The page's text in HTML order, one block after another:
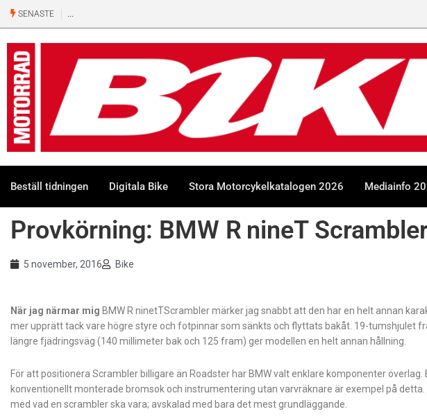
SENASTE
Beställ tidningen Digitala Bike Stora Motorcykelkatalogen 2026 Mediainfo
Provkörning: BMW R nineT
5 november, 2016 Bike
När jag närmar mig BMW R ninetTScrambler märker jag snabbt att den har en helt annan
mer upprätt tack vare högre styre och fotpinnar som sänkts och flyttats bakåt. 19-tumshjulet
längre fjädringsväg (140 millimeter bak och 125 fram) ger modellen en helt annan hållning.
För att positionera Scrambler billigare än Roadster har BMW valt enklare komponenter
konventionellt monterade bromsok och instrumentering utan varvräknare är exempel på detta.
med vad en scrambler ska vara; avskalad med bara det mest grundläggande.